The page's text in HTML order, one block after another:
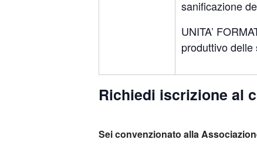
sanificazione
UNITA’
produttivo
Richiedi iscrizione al
Sei convenzionato alla